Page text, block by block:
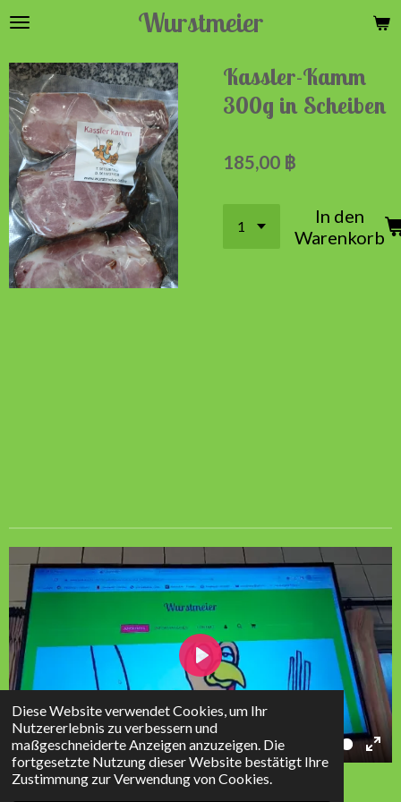
Diese Website verwendet Cookies, um Ihr
Nutzererlebnis zu verbessern und
maßgeschneiderte Anzeigen anzuzeigen. Die
fortgesetzte Nutzung dieser Website bestätigt Ihre
Zustimmung zur Verwendung von Cookies.
Zum
springen
Wurstmeier
Kassler-Kamm
300g in Scheiben
185,00 ฿
In den
Warenkorb
P
l
01:52
M
u
E
P
a
y
© 2023 - 2026 Wurstmeier